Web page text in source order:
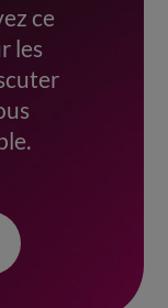
ce
les